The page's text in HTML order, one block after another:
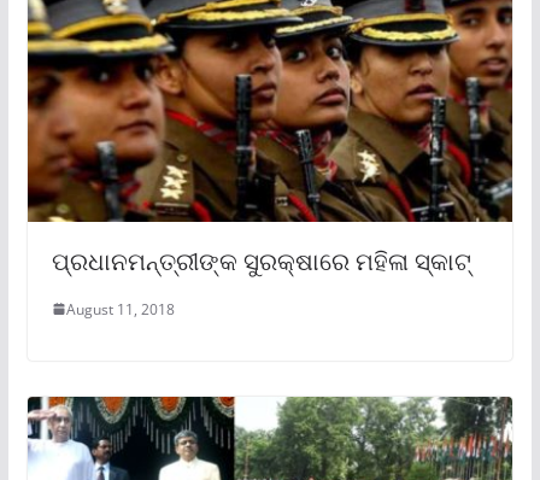
ପ୍ରଧାନମନ୍ତ୍ରୀଙ୍କ ସୁରକ୍ଷାରେ ମହିଳା ସ୍କାଟ୍‍
August 11, 2018